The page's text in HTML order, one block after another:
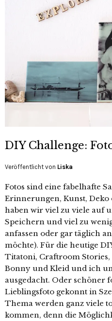
DIY Challenge:
Veröffentlicht von Liska
Fotos sind eine fabelhafte
Erinnerungen, Kunst, Deko
haben wir viel zu viele auf
Speichern und viel zu
anfassen oder gar täglich
möchte). Für die heutige
Titatoni, Craftroom
Bonny und Kleid und ich
ausgedacht. Oder schöner
Lieblingsfoto gekonnt in
Thema werden ganz viele
kommen, denn die